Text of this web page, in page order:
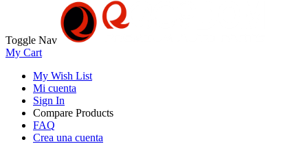
Toggle Nav
My Cart
My Wish List
Mi cuenta
Sign In
Compare Products
FAQ
Crea una cuenta